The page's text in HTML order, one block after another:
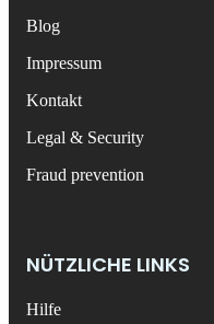
Blog
Impressum
Kontakt
Legal & Security
Fraud prevention
NÜTZLICHE LINKS
Hilfe